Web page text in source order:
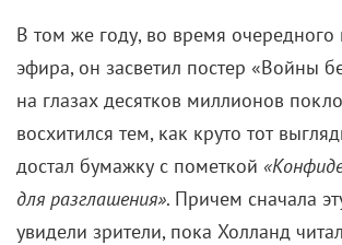
В том же году, во время очередного
эфира, он засветил постер «Войны
на глазах десятков миллионов
восхитился тем, как круто тот
достал бумажку с пометкой
для разглашения». Причем сначала
увидели зрители, пока Холланд